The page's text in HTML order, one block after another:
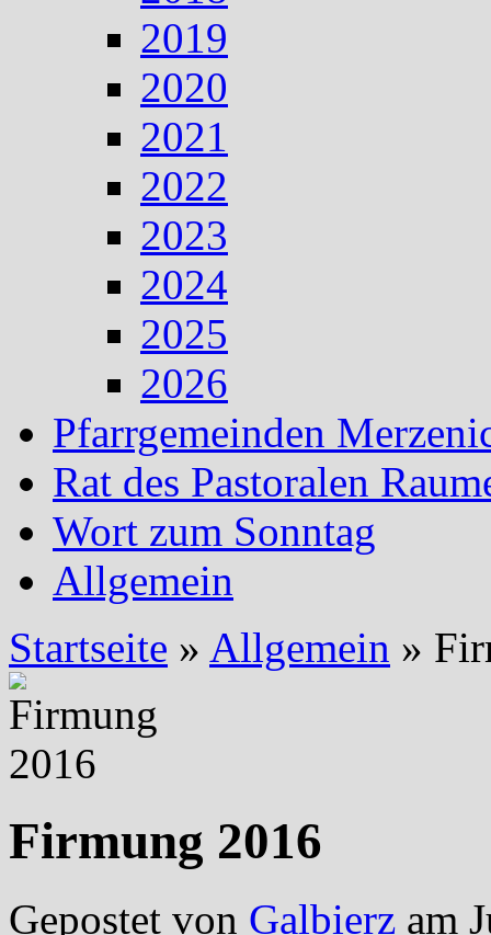
2019
2020
2021
2022
2023
2024
2025
2026
Pfarrgemeinden
Rat des Pastoralen
Wort zum Sonntag
Allgemein
Startseite » Allgemein »
Firmung 2016
Gepostet von Galbierz am